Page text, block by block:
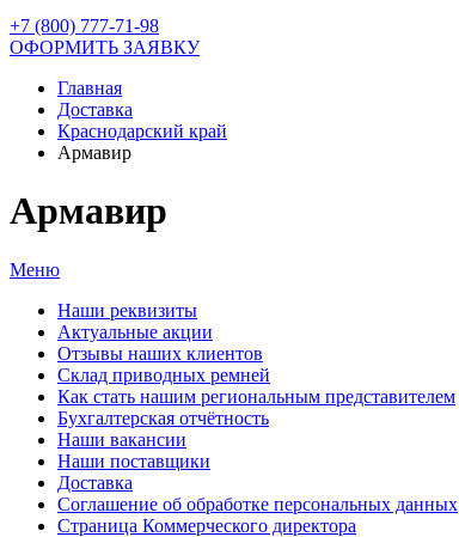
+7 (800) 777-71-98
ОФОРМИТЬ ЗАЯВКУ
Главная
Доставка
Краснодарский край
Армавир
Армавир
Меню
Наши реквизиты
Актуальные акции
Отзывы наших клиентов
Склад приводных ремней
Как стать нашим региональным представителем
Бухгалтерская отчётность
Наши вакансии
Наши поставщики
Доставка
Соглашение об обработке персональных данных
Страница Коммерческого директора